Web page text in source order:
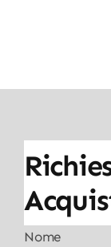
Nome